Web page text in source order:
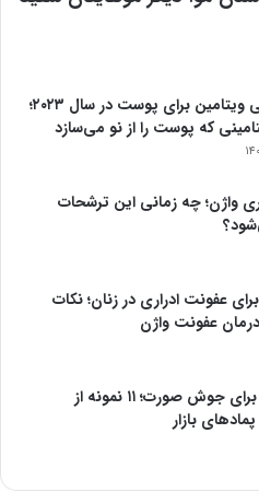
بهترین مولتی ویتامین برای پوست در سال ۲۰۲۳؛
واژن؛ چه زمانی این ترشحات
عفونت ادراری در زنان؛ نکات
عفونت واژن
بهترین پماد برای جوش صورت؛ ۱۱ نمونه از
بازار